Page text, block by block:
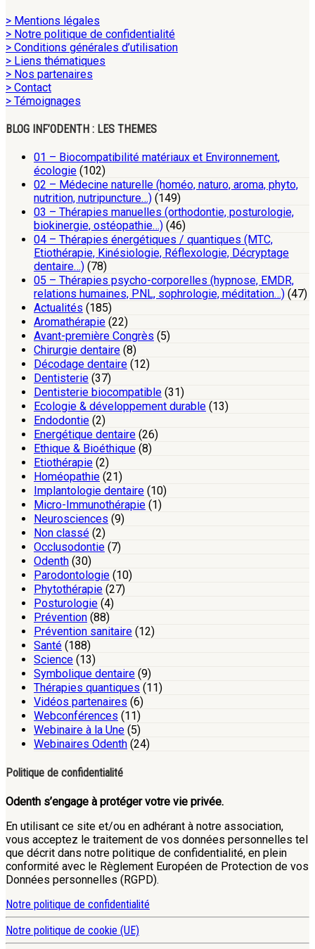
> Mentions légales
> Notre politique de confidentialité
> Conditions générales d’utilisation
> Liens thématiques
> Nos partenaires
> Contact
> Témoignages
BLOG INF’ODENTH : LES THEMES
01 – Biocompatibilité matériaux et Environnement,
écologie (102)
02 – Médecine naturelle (homéo, naturo, aroma, phyto,
nutrition, nutripuncture…) (149)
03 – Thérapies manuelles (orthodontie, posturologie,
biokinergie, ostéopathie…) (46)
04 – Thérapies énergétiques / quantiques (MTC,
Etiothérapie, Kinésiologie, Réflexologie, Décryptage
dentaire…) (78)
05 – Thérapies psycho-corporelles (hypnose, EMDR,
relations humaines, PNL, sophrologie, méditation…) (47)
Actualités (185)
Aromathérapie (22)
Avant-première Congrès (5)
Chirurgie dentaire (8)
Décodage dentaire (12)
Dentisterie (37)
Dentisterie biocompatible (31)
Ecologie & développement durable (13)
Endodontie (2)
Energétique dentaire (26)
Ethique & Bioéthique (8)
Etiothérapie (2)
Homéopathie (21)
Implantologie dentaire (10)
Micro-Immunothérapie (1)
Neurosciences (9)
Non classé (2)
Occlusodontie (7)
Odenth (30)
Parodontologie (10)
Phytothérapie (27)
Posturologie (4)
Prévention (88)
Prévention sanitaire (12)
Santé (188)
Science (13)
Symbolique dentaire (9)
Thérapies quantiques (11)
Vidéos partenaires (6)
Webconférences (11)
Webinaire à la Une (5)
Webinaires Odenth (24)
Politique de confidentialité
Odenth s’engage à protéger votre vie privée.
En utilisant ce site et/ou en adhérant à notre association,
vous acceptez le traitement de vos données personnelles tel
que décrit dans notre politique de confidentialité, en plein
conformité avec le Règlement Européen de Protection de vos
Données personnelles (RGPD).
Notre politique de confidentialité
Notre politique de cookie (UE)